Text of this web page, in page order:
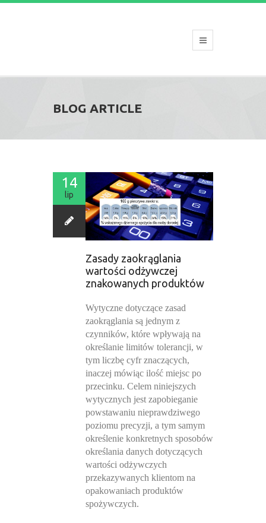
BLOG ARTICLE
14
lip
Zasady zaokrąglania
wartości odżywczej
znakowanych produktów
Wytyczne dotyczące zasad
zaokrąglania są jednym z
czynników, które wpływają na
określanie limitów tolerancji, w
tym liczbę cyfr znaczących,
inaczej mówiąc ilość miejsc po
przecinku. Celem niniejszych
wytycznych jest zapobieganie
powstawaniu nieprawdziwego
poziomu precyzji, a tym samym
określenie konkretnych sposobów
określania danych dotyczących
wartości odżywczych
przekazywanych klientom na
opakowaniach produktów
spożywczych.